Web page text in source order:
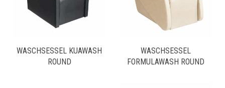
WASCHSESSEL KUAWASH
ROUND
WASCHSESSEL
FORMULAWASH ROUND